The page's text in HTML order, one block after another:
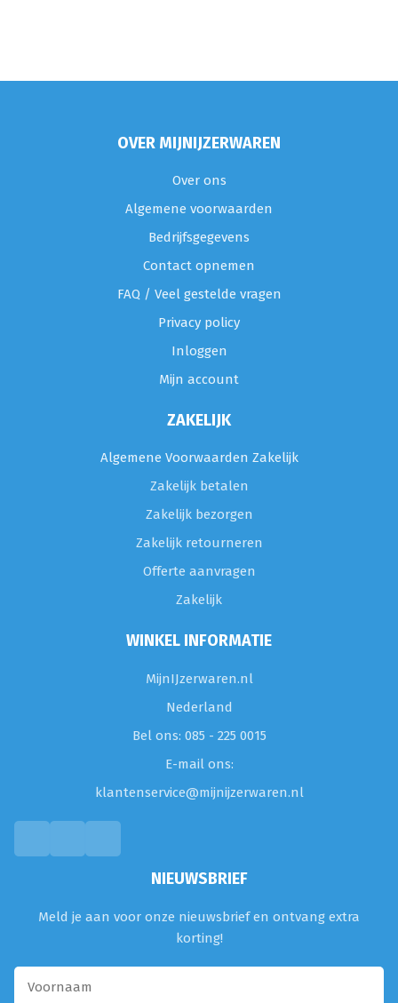
OVER MIJNIJZERWAREN
Over ons
Algemene voorwaarden
Bedrijfsgegevens
Contact opnemen
FAQ / Veel gestelde vragen
Privacy policy
Inloggen
Mijn account
ZAKELIJK
Algemene Voorwaarden Zakelijk
Zakelijk betalen
Zakelijk bezorgen
Zakelijk retourneren
Offerte aanvragen
Zakelijk
WINKEL INFORMATIE
MijnIJzerwaren.nl
Nederland
Bel ons: 085 - 225 0015
E-mail ons:
klantenservice@mijnijzerwaren.nl
NIEUWSBRIEF
Meld je aan voor onze nieuwsbrief en ontvang extra
korting!